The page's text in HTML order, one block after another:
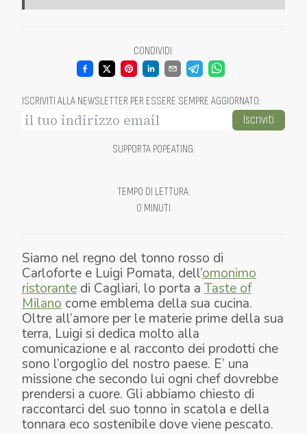
CONDIVIDI:
ISCRIVITI ALLA NEWSLETTER PER ESSERE SEMPRE AGGIORNATO:
Iscriviti
SUPPORTA POPEATING:
TEMPO DI LETTURA:
0 MINUTI
Siamo nel regno del tonno rosso di
Carloforte e Luigi Pomata, dell’omonimo
ristorante di Cagliari, lo porta a Taste of
Milano come emblema della sua cucina.
Oltre all’amore per le materie prime della sua
terra, Luigi si dedica molto alla
comunicazione e al racconto dei prodotti che
sono l’orgoglio del nostro paese. E’ una
missione che secondo lui ogni chef dovrebbe
prendersi a cuore. Gli abbiamo chiesto di
raccontarci del suo tonno in scatola e della
tonnara eco sostenibile dove viene pescato.